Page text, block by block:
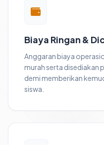
Biaya Ringan &
Anggaran biaya
murah serta disediakan
demi memberikan
siswa.